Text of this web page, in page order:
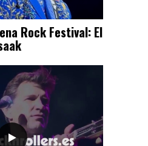
Rock Festival: El